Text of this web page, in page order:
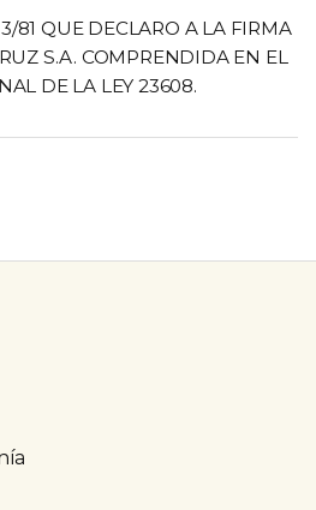
81 QUE DECLARO A LA FIRMA
S.A. COMPRENDIDA EN EL
DE LA LEY 23608.